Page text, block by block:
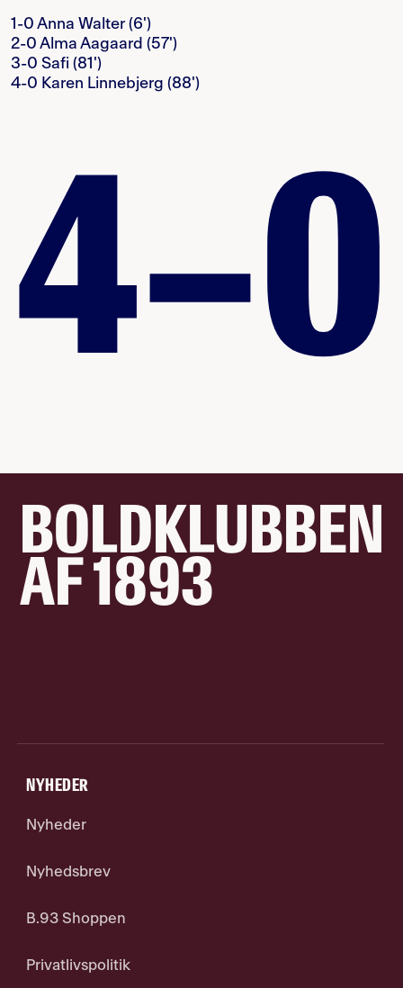
1-0 Anna Walter (6')
2-0 Alma Aagaard (57')
3-0 Safi (81')
4-0 Karen Linnebjerg (88')
4–0
BOLDKLUBBEN
AF 1893
NYHEDER
Nyheder
Nyhedsbrev
B.93 Shoppen
Privatlivspolitik